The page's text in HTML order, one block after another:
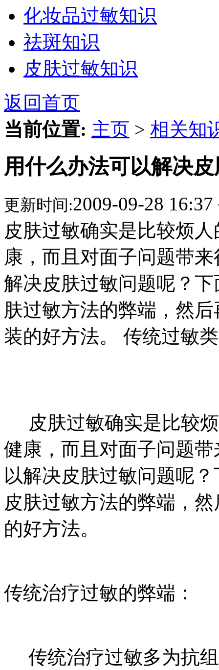
化妆品过敏知识
祛斑知识
皮肤过敏知识
返回首页
当前位置: 主页 > 相关知
用什么办法可以解决
更新时间:2009-09-28 16:37
皮肤过敏确实是比较烦
康，而且对面子问题带
解决皮肤过敏问题呢？
肤过敏方法的弊端，然
装的好方法。 传统过敏
皮肤过敏确实是比较
健康，而且对面子问题
以解决皮肤过敏问题呢
皮肤过敏方法的弊端，
的好方法。
传统治疗过敏的弊端：
传统治疗过敏多为抗